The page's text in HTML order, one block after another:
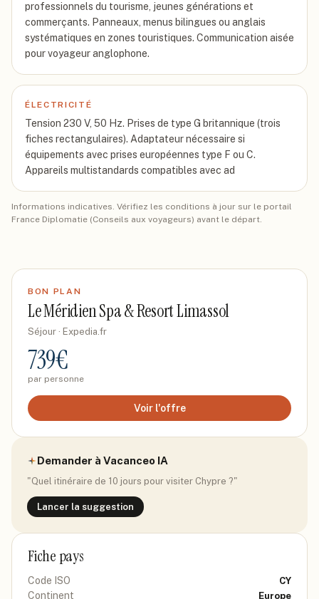
professionnels du tourisme, jeunes générations et
commerçants. Panneaux, menus bilingues ou anglais
systématiques en zones touristiques. Communication aisée
pour voyageur anglophone.
ÉLECTRICITÉ
Tension 230 V, 50 Hz. Prises de type G britannique (trois
fiches rectangulaires). Adaptateur nécessaire si
équipements avec prises européennes type F ou C.
Appareils multistandards compatibles avec ad
Informations indicatives. Vérifiez les conditions à jour sur le portail
France Diplomatie (Conseils aux voyageurs) avant le départ.
BON PLAN
Le Méridien Spa & Resort Limassol
Séjour · Expedia.fr
739€
par personne
Voir l'offre
Demander à Vacanceo IA
"Quel itinéraire de 10 jours pour visiter Chypre ?"
Lancer la suggestion
Fiche pays
Code ISO CY
Continent Europe